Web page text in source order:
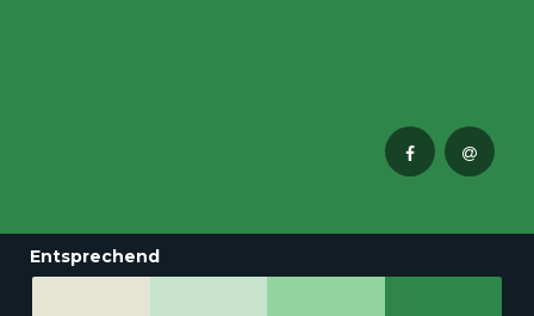
Entsprechend